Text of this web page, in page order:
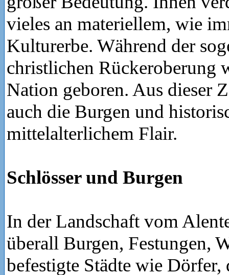
vieles an materiellem, wie
Kulturerbe. Während der
christlichen Rückeroberung
Nation geboren. Aus dieser
auch die Burgen und
mittelalterlichem Flair.
Schlösser und Burgen
In der Landschaft vom
überall Burgen, Festungen,
befestigte Städte wie Dörfer,